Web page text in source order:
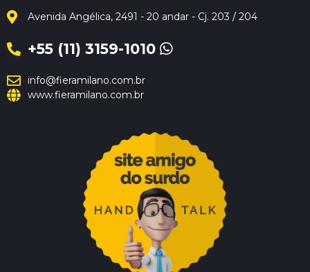
Avenida Angélica, 2491 - 20 andar - Cj. 203 / 204
+55 (11) 3159-1010
info@fieramilano.com.br
www.fieramilano.com.br